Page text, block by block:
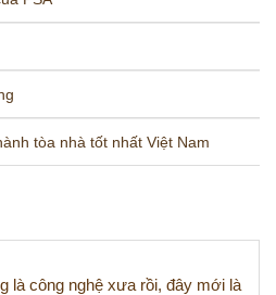
tòa nhà tốt nhất Việt Nam
là công nghệ xưa rồi, đây mới là